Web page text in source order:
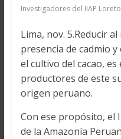
Investigadores del IIAP Loreto
Lima, nov. 5.Reducir
presencia de cadmio
el cultivo del cacao,
productores de este
origen peruano.
Con ese propósito, el
de la Amazonía